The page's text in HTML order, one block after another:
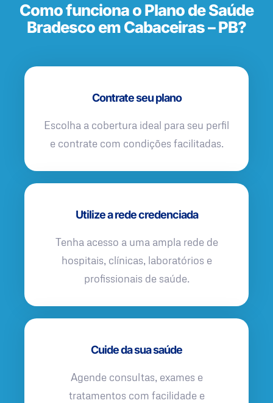
Como funciona o Plano de Saúde
Bradesco em Cabaceiras – PB?
Contrate seu plano
Escolha a cobertura ideal para seu perfil
e contrate com condições facilitadas.
Utilize a rede credenciada
Tenha acesso a uma ampla rede de
hospitais, clínicas, laboratórios e
profissionais de saúde.
Cuide da sua saúde
Agende consultas, exames e
tratamentos com facilidade e